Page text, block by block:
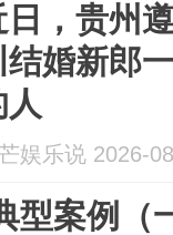
日，贵州
结婚新郎
人
娱乐说 2026-
型案例（